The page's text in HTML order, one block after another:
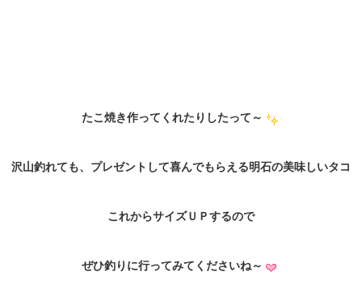
たこ焼き作ってくれたりしたって～
沢山釣れても、プレゼントして喜んでもらえる明石の美味しいタコ
これからサイズＵＰするので
ぜひ釣りに行ってみてくださいね～